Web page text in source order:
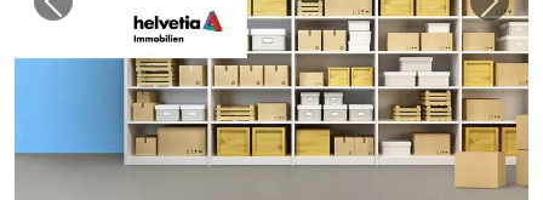
Previous image for "Benötigen Sie Next